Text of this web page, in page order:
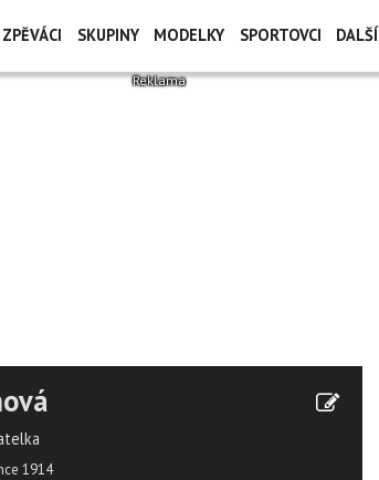
ZPĚVÁCI SKUPINY MODELKY SPORTOVCI DALŠÍ
1914